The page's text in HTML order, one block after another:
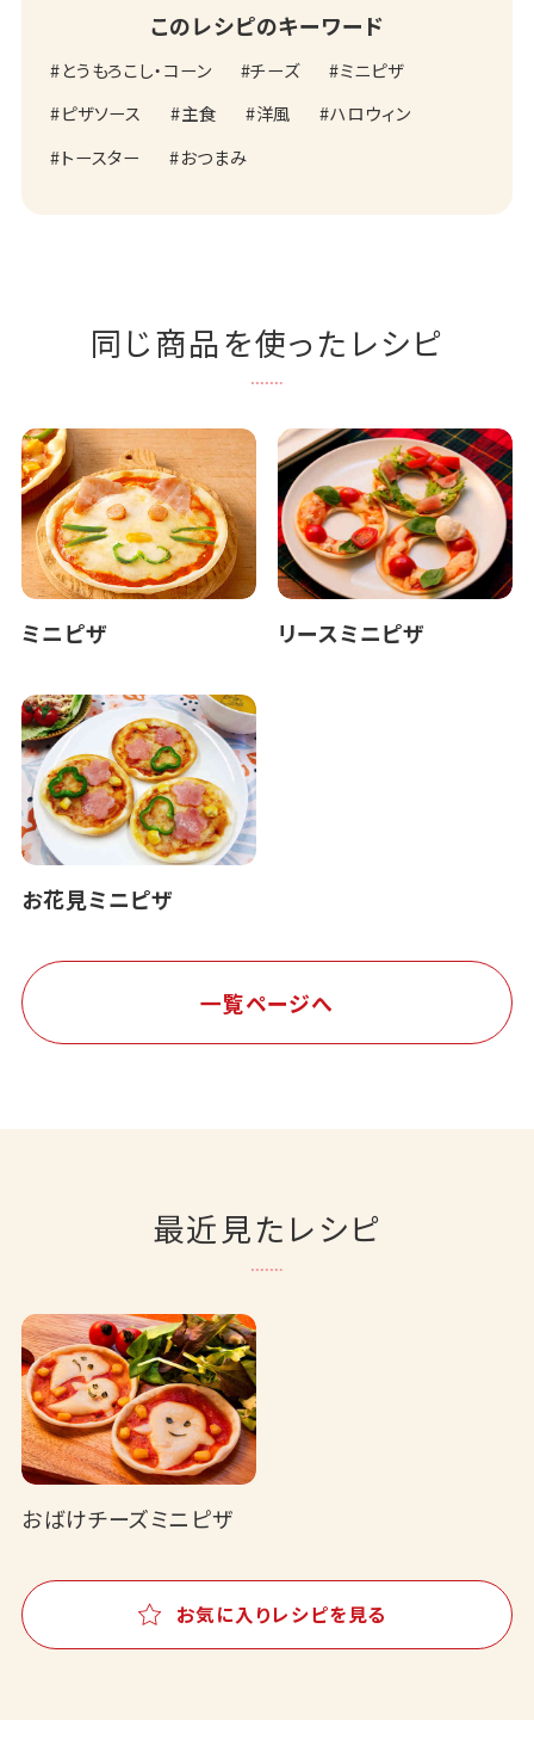
このレシピのキーワード
とうもろこし・コーン チーズ
ミニピザ
ピザソース
主食 洋風
ハロウィン
トースター
おつまみ
同じ商品を使ったレシピ
ミニピザ リースミニピザ
お花見ミニピザ
一覧ページへ
最近見たレシピ
おばけチーズミニピザ
お気に入りレシピを見る